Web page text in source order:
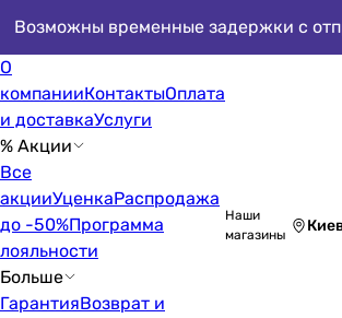
Возможны временные задержки с
О
компанииКонтактыОплата
и доставкаУслуги
% Акции
Все
акцииУценкаРаспродажа
до -50%Программа
лояльности
Больше
ГарантияВозврат и
Наши
магазины